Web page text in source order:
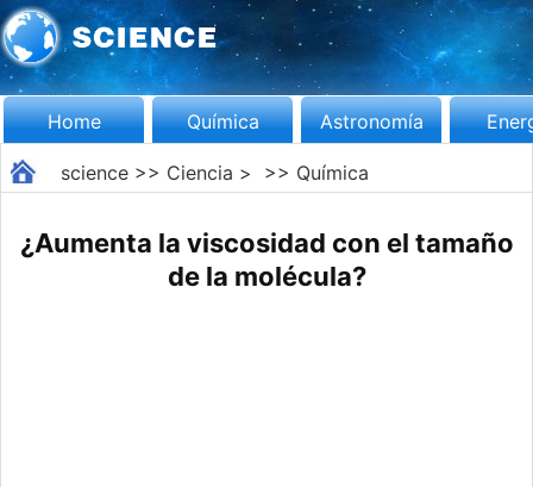
Home Química Astronomía
science>> Ciencia > >> Química
¿Aumenta la viscosidad con el tamaño
de la molécula?